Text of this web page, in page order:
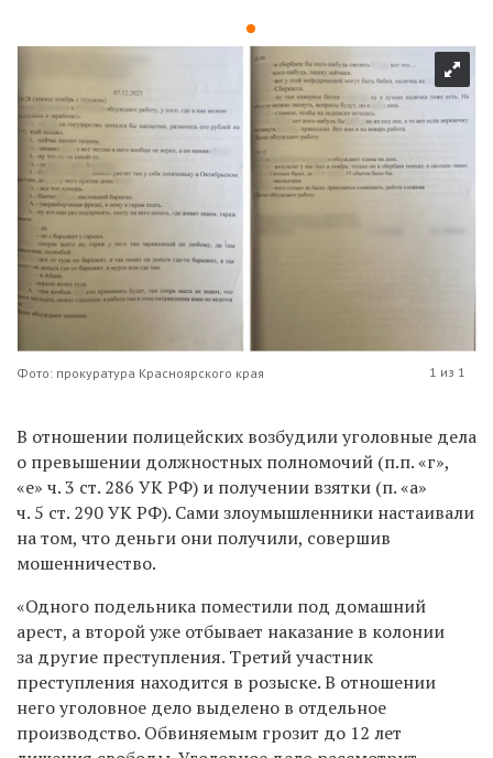
Фото: прокуратура Красноярского края 1 из 1
В отношении полицейских возбудили уголовные дела
о превышении должностных полномочий (п.п. «г»,
«е» ч. 3 ст. 286 УК РФ) и получении взятки (п. «а»
ч. 5 ст. 290 УК РФ). Сами злоумышленники настаивали
на том, что деньги они получили, совершив
мошенничество.
«Одного подельника поместили под домашний
арест, а второй уже отбывает наказание в колонии
за другие преступления. Третий участник
преступления находится в розыске. В отношении
него уголовное дело выделено в отдельное
производство. Обвиняемым грозит до 12 лет